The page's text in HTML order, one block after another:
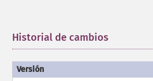
Historial de cambios